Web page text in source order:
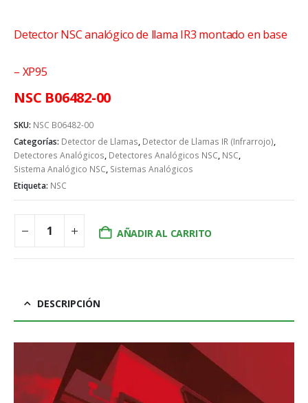
Detector NSC analógico de llama IR3 montado en base
– XP95
NSC B06482-00
SKU: NSC B06482-00
Categorías: Detector de Llamas, Detector de Llamas IR (Infrarrojo),
Detectores Analógicos, Detectores Analógicos NSC, NSC,
Sistema Analógico NSC, Sistemas Analógicos
Etiqueta: NSC
AÑADIR AL CARRITO
DESCRIPCIÓN